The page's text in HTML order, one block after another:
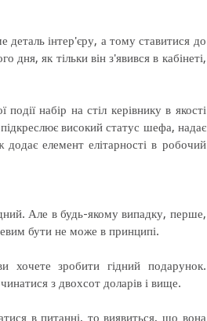
деталь інтер'єру, а тому ставитися до
як тільки він з'явився в кабінеті,
набір на стіл керівнику в якості
високий статус шефа, надає
додає елемент елітарності в робочий
Але в будь-якому випадку, перше,
бути не може в принципі.
зробити гідний подарунок.
з двохсот доларів і вище.
в питанні, то виявиться, що вона